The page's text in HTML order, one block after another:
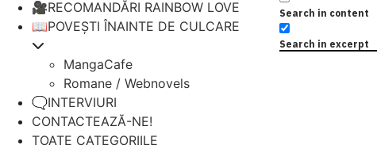
Search in content
Search in excerpt
🎥RECOMANDĂRI RAINBOW LOVE
📖POVEȘTI ÎNAINTE DE CULCARE
MangaCafe
Romane / Webnovels
🗨️INTERVIURI
CONTACTEAZĂ-NE!
TOATE CATEGORIILE